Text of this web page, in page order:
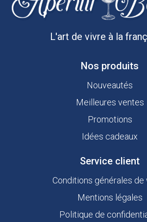
L'art de vivre à la
Nos produits
Nouveautés
Meilleures ventes
Promotions
Idées cadeaux
Service client
Conditions générales de
Mentions légales
Politique de